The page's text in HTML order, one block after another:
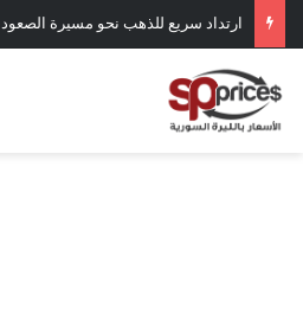
ارتداد سريع للذهب نحو مسيرة الصعود